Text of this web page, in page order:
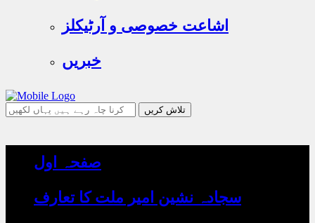
اشاعت خصوصی و آرٹیکلز
خبریں
جو
چاہ
صفحہ اول
سجادہ نشین امیر ملت کا تعارف